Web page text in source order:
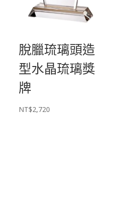
NT$2,800
脫臘琉璃頭造
型水晶琉璃獎
牌
NT$2,720